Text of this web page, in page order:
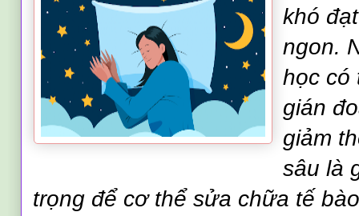
khó
ngon.
học có
gián
giảm
sâu là
trọng để cơ thể sửa chữa tế